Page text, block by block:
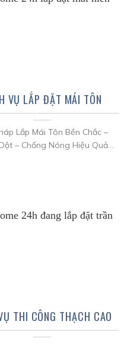
VỤ LẮP ĐẶT MÁI TÔN
Lắp Mái Tôn Bền Chắc –
– Chống Nóng Hiệu Quả...
THI CÔNG THẠCH CAO